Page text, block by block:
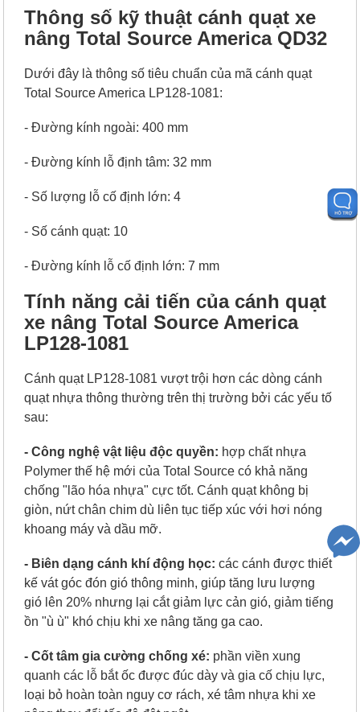
Thông số kỹ thuật cánh quạt xe
nâng Total Source America QD32
Dưới đây là thông số tiêu chuẩn của mã cánh quạt
Total Source America LP128-1081:
- Đường kính ngoài: 400 mm
- Đường kính lỗ định tâm: 32 mm
- Số lượng lỗ cố định lớn: 4
- Số cánh quạt: 10
- Đường kính lỗ cố định lớn: 7 mm
Tính năng cải tiến của cánh quạt
xe nâng Total Source America
LP128-1081
Cánh quạt LP128-1081 vượt trội hơn các dòng cánh
quạt nhựa thông thường trên thị trường bởi các yếu tố
sau:
- Công nghệ vật liệu độc quyền: hợp chất nhựa
Polymer thế hệ mới của Total Source có khả năng
chống "lão hóa nhựa" cực tốt. Cánh quạt không bị
giòn, nứt chân chim dù liên tục tiếp xúc với hơi nóng
khoang máy và dầu mỡ.
- Biên dạng cánh khí động học: các cánh được thiết
kế vát góc đón gió thông minh, giúp tăng lưu lượng
gió lên 20% nhưng lại cắt giảm lực cản gió, giảm tiếng
ồn "ù ù" khó chịu khi xe nâng tăng ga cao.
- Cốt tâm gia cường chống xé: phần viền xung
quanh các lỗ bắt ốc được đúc dày và gia cố chịu lực,
loại bỏ hoàn toàn nguy cơ rách, xé tâm nhựa khi xe